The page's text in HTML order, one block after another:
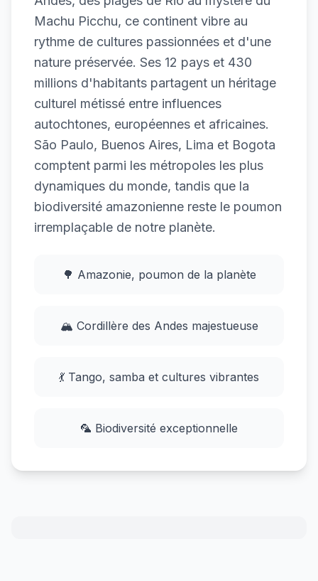
Machu Picchu, ce continent vibre au
rythme de cultures passionnées et d'une
nature préservée. Ses 12 pays et 430
millions d'habitants partagent un héritage
culturel métissé entre influences
autochtones, européennes et africaines.
São Paulo, Buenos Aires, Lima et Bogota
comptent parmi les métropoles les plus
dynamiques du monde, tandis que la
biodiversité amazonienne reste le poumon
irremplaçable de notre planète.
🌳 Amazonie, poumon de la planète
🏔️ Cordillère des Andes majestueuse
💃 Tango, samba et cultures vibrantes
🦜 Biodiversité exceptionnelle